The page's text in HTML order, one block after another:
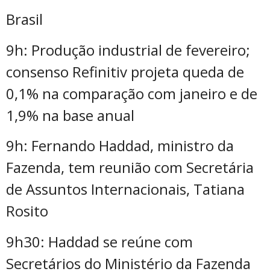
Brasil
9h: Produção industrial de fevereiro;
consenso Refinitiv projeta queda de
0,1% na comparação com janeiro e de
1,9% na base anual
9h: Fernando Haddad, ministro da
Fazenda, tem reunião com Secretária
de Assuntos Internacionais, Tatiana
Rosito
9h30: Haddad se reúne com
Secretários do Ministério da Fazenda